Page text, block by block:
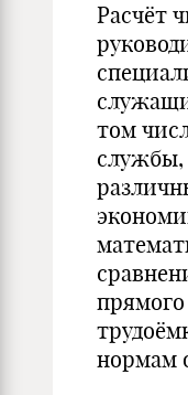
Расчёт
том
службы,
прямого
нормам